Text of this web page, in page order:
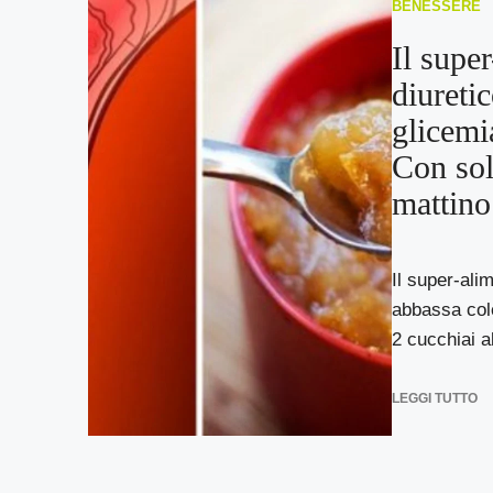
BENESSERE
Il
Con
Il super-
abbassa
2 cucchiai
LEGGI TUTTO